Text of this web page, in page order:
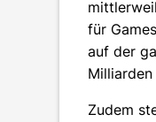
für
auf der
Zudem